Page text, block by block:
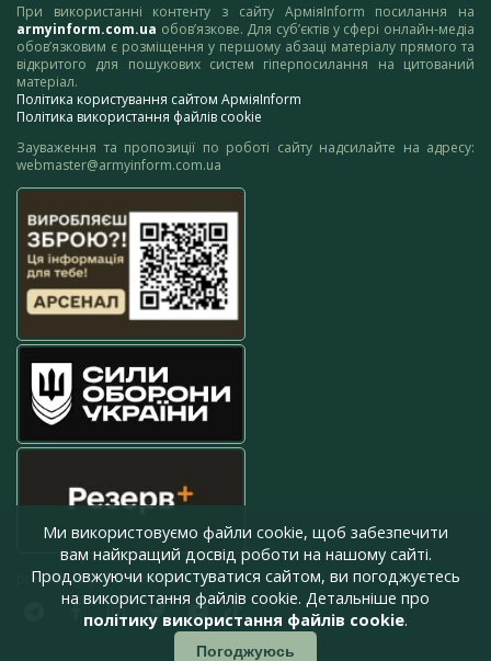
При використанні контенту з сайту АрміяInform посилання на
armyinform.com.ua обов’язкове. Для суб’єктів у сфері онлайн-медіа
обов’язковим є розміщення у першому абзаці матеріалу прямого та
відкритого для пошукових систем гіперпосилання на цитований
матеріал.
Політика користування сайтом АрміяInform
Політика використання файлів cookie
Зауваження та пропозиції по роботі сайту надсилайте на адресу:
webmaster@armyinform.com.ua
press@armyinform.com.ua
Ми використовуємо файли cookie, щоб забезпечити
вам найкращий досвід роботи на нашому сайті.
Продовжуючи користуватися сайтом, ви погоджуєтесь
на використання файлів cookie. Детальніше про
політику використання файлів cookie.
Погоджуюсь